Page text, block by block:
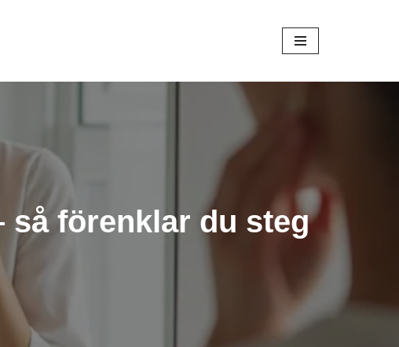
så förenklar du steg